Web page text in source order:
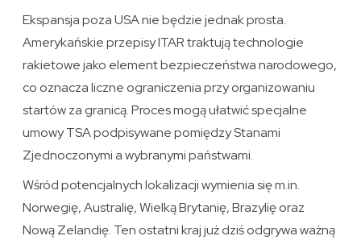
Ekspansja poza USA nie będzie jednak prosta.
Amerykańskie przepisy ITAR traktują technologie
rakietowe jako element bezpieczeństwa narodowego,
co oznacza liczne ograniczenia przy organizowaniu
startów za granicą. Proces mogą ułatwić specjalne
umowy TSA podpisywane pomiędzy Stanami
Zjednoczonymi a wybranymi państwami.
Wśród potencjalnych lokalizacji wymienia się m.in.
Norwegię, Australię, Wielką Brytanię, Brazylię oraz
Nową Zelandię. Ten ostatni kraj już dziś odgrywa ważną